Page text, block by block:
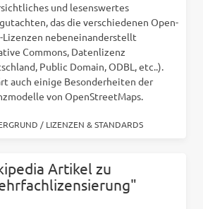
und lesenswertes
das die verschiedenen Open-
Lizenzen nebeneinanderstellt
Commons, Datenlizenz
Public Domain, ODBL, etc..).
auch einige Besonderheiten der
von OpenStreetMaps.
/ LIZENZEN & STANDARDS
Artikel zu